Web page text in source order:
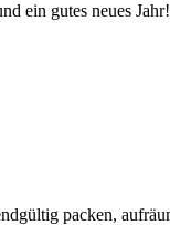
ein gutes neues Jahr!
packen,